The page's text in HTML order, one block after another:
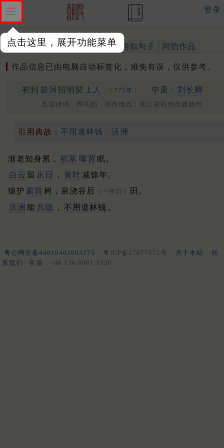
点击这里，展开功能菜单
登录
作品 标注四声 出处、引用 相似句子 同韵作品
作品信息已由电脑自动标签化，难免有误，仅供参考。
初到 碧涧 招明契 上人 （ 775年 ） 中唐 · 刘长卿
五言律诗 押先韵 创作地点：浙江省杭州市建德市
引用典故： 不用道林钱 沃洲
渐老知身累， 初寒 曝背 眠。
白云 留 永日 ， 黄叶 减馀年。
猿护 窗前 树，泉浇谷后 （一作口）
田。
沃洲 能共隐 ， 不用道林钱 。
粤公网安备44010402003275 粤ICP备17077571号 关于本站
联
系我们
客服：+86 136 0901 3320